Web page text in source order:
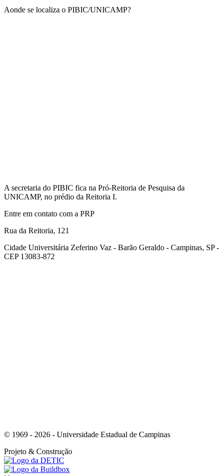
Aonde se localiza o PIBIC/UNICAMP?
A secretaria do PIBIC fica na Pró-Reitoria de Pesquisa da
UNICAMP, no prédio da Reitoria I.
Entre em contato com a PRP
Rua da Reitoria, 121
Cidade Universitária Zeferino Vaz - Barão Geraldo - Campinas, SP -
CEP 13083-872
© 1969 - 2026 - Universidade Estadual de Campinas
Projeto & Construção